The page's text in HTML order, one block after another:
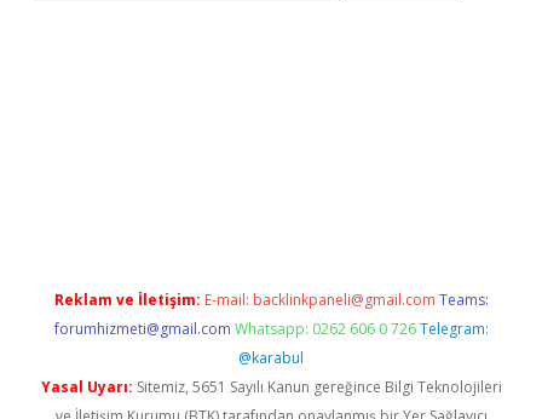
Reklam ve İletişim: E-mail: backlinkpaneli@gmail.com Teams:
forumhizmeti@gmail.com Whatsapp: 0262 606 0 726 Telegram:
@karabul
Yasal Uyarı: Sitemiz, 5651 Sayılı Kanun gereğince Bilgi Teknolojileri